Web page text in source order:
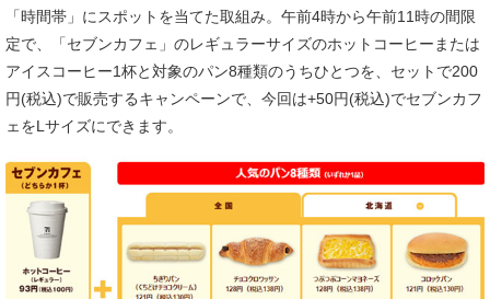
「時間帯」にスポットを当てた取組み。午前4時から午前11時の間限
定で、「セブンカフェ」のレギュラーサイズのホットコーヒーまたは
アイスコーヒー1杯と対象のパン8種類のうちひとつを、セットで200
円(税込)で販売するキャンペーンで、今回は+50円(税込)でセブンカフ
ェをLサイズにできます。